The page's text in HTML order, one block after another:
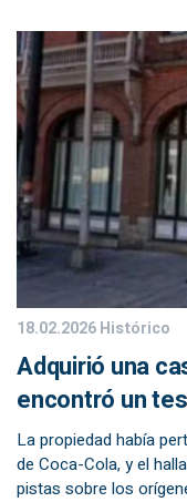
18.02.2026Histórico
Adquirió una
encontró un
La propiedad había
de Coca-Cola, y el
pistas sobre los